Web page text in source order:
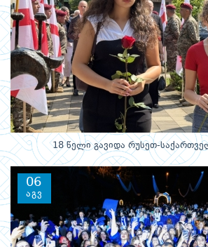
18 წელი გავიდა რუსეთ-
06
აგვ